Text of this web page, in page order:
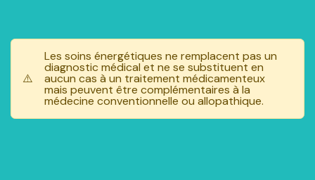
⚠️
Les soins énergétiques ne remplacent pas un
diagnostic médical et ne se substituent en
aucun cas à un traitement médicamenteux
mais peuvent être complémentaires à la
médecine conventionnelle ou allopathique.